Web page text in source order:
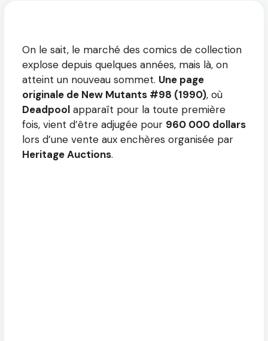
On le sait, le marché des comics de collection
explose depuis quelques années, mais là, on
atteint un nouveau sommet. Une page
originale de New Mutants #98 (1990), où
Deadpool apparaît pour la toute première
fois, vient d’être adjugée pour 960 000 dollars
lors d’une vente aux enchères organisée par
Heritage Auctions.